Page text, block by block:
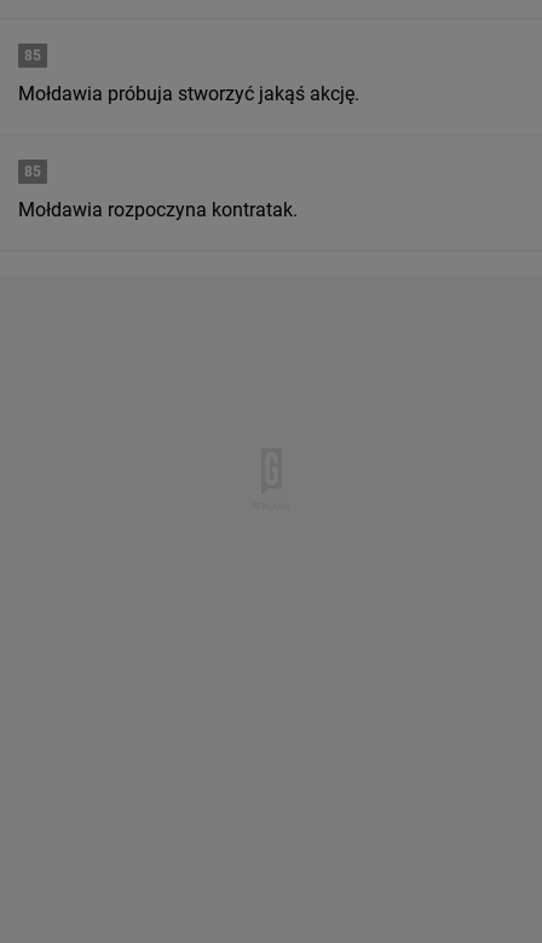
85
Mołdawia próbuja stworzyć jakąś akcję.
85
Mołdawia rozpoczyna kontratak.